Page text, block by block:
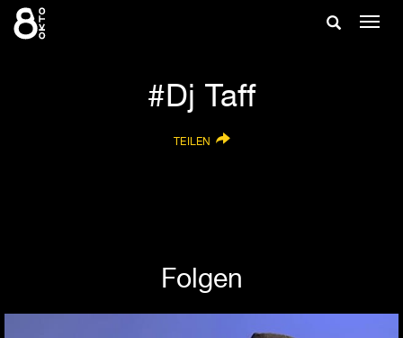
Zum
Inhalt
Suche
Dj Taff
TEILEN
Folgen